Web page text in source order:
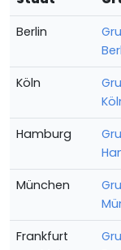
Berlin
Köln
Hamburg
München
Frankfurt